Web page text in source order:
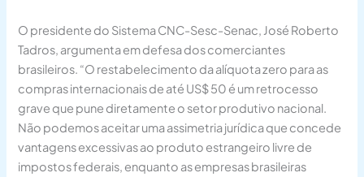
O presidente do Sistema CNC-Sesc-Senac, José Roberto
Tadros, argumenta em defesa dos comerciantes
brasileiros. “O restabelecimento da alíquota zero para as
compras internacionais de até US$ 50 é um retrocesso
grave que pune diretamente o setor produtivo nacional.
Não podemos aceitar uma assimetria jurídica que concede
vantagens excessivas ao produto estrangeiro livre de
impostos federais, enquanto as empresas brasileiras